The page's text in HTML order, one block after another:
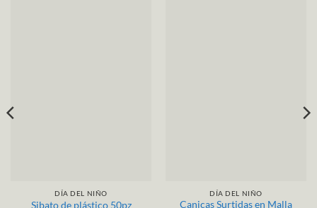
DÍA DEL NIÑO
Sibato de plástico 50pz
DÍA DEL NIÑO
Canicas Surtidas en Malla